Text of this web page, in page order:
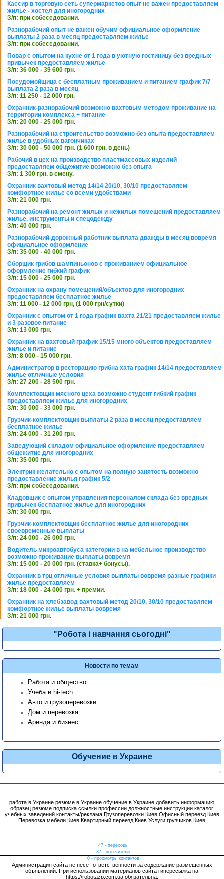
Кассир в торговую сеть супермаркетов опыт не важен предоставляем
жилье - хостел для иногородних
З/п: при собеседовании.
Разнорабочий опыт не важен обучим официальное оформление
выплаты 2 раза в месяц предоставляем жилье
З/п: при собеседовании.
Повар с опытом на кухне от 1 года в уютную гостиницу без вредных
привычек предоставляем жилье
З/п: 36 000 - 39 600 грн.
Посудомойщица с бесплатным проживанием и питанием график 7/7
выплата 2 раза в месяц
З/п: 11 250 - 12 000 грн.
Охранник-разнорабочий возможно вахтовым методом проживание на
территории комплекса + питание
З/п: 20 000 - 25 000 грн.
Разнорабочий на строительство возможно без опыта предоставляем
жилье в удобных вагончиках
З/п: 30 000 - 50 000 грн. (1 600 грн. в день)
Рабочий в цех на производство пластмассовых изделий
предоставляем общежитие возможно без опыта
З/п: 1 300 грн. в смену.
Охранник вахтовый метод 14/14 20/10, 30/10 предоставляем
комфортное жилье со всеми удобствами
З/п: 21 000 грн.
Разнорабочий на ремонт жилых и нежилых помещений предоставляем
жилье, инструменты и спецодежду
З/п: 40 000 грн.
Разнорабочий-дорожный работник выплата дважды в месяц вовремя
официальное оформление
З/п: 35 000 - 40 000 грн.
Сборщик грибов шампиньонов с проживанием официальное
оформление гибкий график
З/п: 15 000 - 25 000 грн.
Охранник на охрану помещений/объектов для иногородних
предоставляем бесплатное жилье
З/п: 11 000 - 12 000 грн, (1 000 грн/сутки)
Охранник с опытом от 1 года график вахта 21/21 предоставляем жилье
и 3 разовое питание
З/п: 13 000 грн.
Охранник на вахтовый график 15/15 много объектов предоставляем
жилье и питание
З/п: 8 000 - 15 000 грн.
Администратор в ресторацию грибна хата график 14/14 предоставляем
жилье отличные условия
З/п: 27 200 - 28 500 грн.
Комплектовщик мясного цеха возможно студент гибкий график
предоставляем жилье для иногородних
З/п: 30 000 - 33 000 грн.
Грузчик-комплектовщик выплаты 2 раза в месяц предоставляем
бесплатное жилье
З/п: 24 000 - 31 200 грн.
Заведующий складом официальное оформление предоставляем
общежитие для иногородних
З/п: 35 000 грн.
Электрик желательно с опытом на полную занятость возможно
предоставление жилья график 5/2
З/п: при собеседовании.
Кладовщик с опытом управления персоналом склада без вредных
привычек бесплатное жилье для иногородних
З/п: 30 000 грн.
Грузчик-комплектовщик бесплатное жилье для иногородних
своевременные выплаты
З/п: 24 000 - 26 000 грн.
Водитель микроавтобуса категории в на мебельное производство
возможно проживание выплаты вовремя
З/п: 15 000 - 20 000 грн. (ставка+ бонусы).
Охранник в трц отличные условия выплаты вовремя разные графики
жилье предоставляем
З/п: 18 000 - 24 000 грн. + премии.
Охранник на хлебзавод вахтовый метод 20/10, 30/10 предоставляем
комфортное жилье выплаты вовремя
З/п: 21 000 грн.
"Робота і навчання сьогодні"
Новости по темам
Работа и общество
Учеба и hi-tech
Авто и грузоперевозки
Дом и перевозка
Аренда и бизнес
Обучение в Украине
работа в Украине резюме в Украине обучение в Украине добавить информацию
образец резюме подписка ссылки профессии должностные инструкции каталог
учебных заведений контакты/реклама Грузоперевозки Киев Офисный переезд Киев
Перевозка мебели Киев Квартирный переезд Киев Услуги грузчиков Киев
47 - переходы
37 - посетители
0 - просмотры контактов
Администрация сайта не несет ответственности за содержание размещенных
объявлений. При использовании материалов сайта гиперссылка на
https://robotazp.com.ua обязательна.